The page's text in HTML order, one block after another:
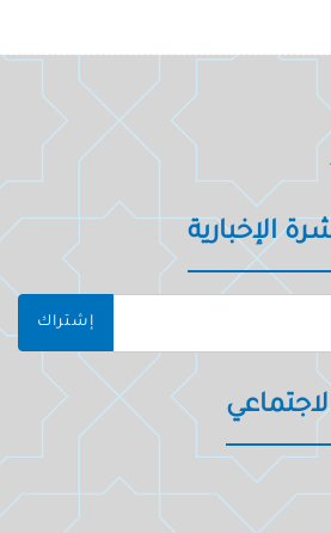
الإخبارية
إشتراك